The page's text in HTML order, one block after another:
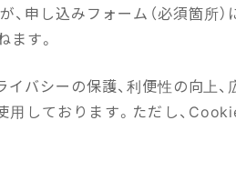
申し込みフォーム（必須箇所
ます。
バシーの保護、利便性の向上
しております。ただし、